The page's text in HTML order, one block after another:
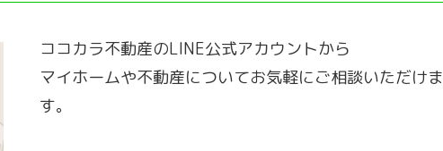
ココカラ不動産のLINE公式アカウントから
マイホームや不動産についてお気軽にご相談いただけま
す。